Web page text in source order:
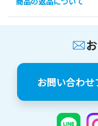
お問い合わ